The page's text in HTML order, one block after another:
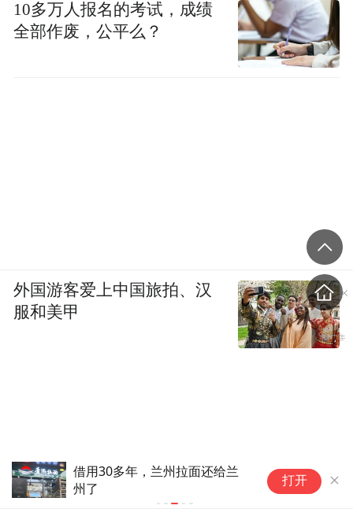
亨特·拜登：我爸赦免我，对他
和美国都不好
打开
10多万人报名的考试，成绩
全部作废，公平么？
外国游客爱上中国旅拍、汉
服和美甲